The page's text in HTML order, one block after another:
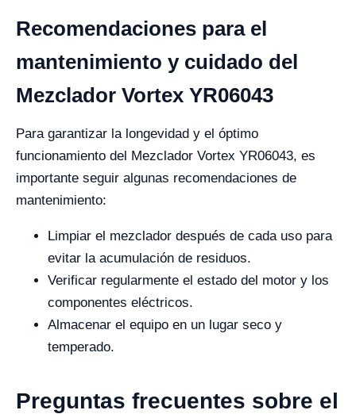
Recomendaciones para el
mantenimiento y cuidado del
Mezclador Vortex YR06043
Para garantizar la longevidad y el óptimo
funcionamiento del Mezclador Vortex YR06043, es
importante seguir algunas recomendaciones de
mantenimiento:
Limpiar el mezclador después de cada uso para
evitar la acumulación de residuos.
Verificar regularmente el estado del motor y los
componentes eléctricos.
Almacenar el equipo en un lugar seco y
temperado.
Preguntas frecuentes sobre el